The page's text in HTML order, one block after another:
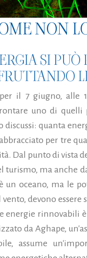
NON
SI PUÒ
il 7 giugno, alle
uno di quelli
discussi: quanta
per tre
Dal punto di vista
turismo, ma anche
un oceano, ma le
devono
energie rinnovabili
da Aghape,
assume